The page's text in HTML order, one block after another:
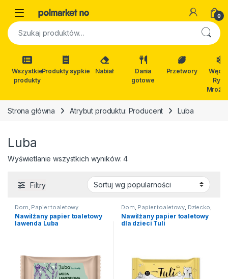
Open 0
Szukaj:
Wszystkie
produkty
Produkty sypkie Nabiał
Dania
gotowe
Przetwory
Ryby
Strona główna Atrybut produktu: Producent Luba
Luba
Wyświetlanie wszystkich wyników: 4Posortowane według
Filtry
Dom Papier toaletowy
Nawilżany papier toaletowy
lawenda Luba
Dom Papier toaletowy Dziecko
Kosmetyki dla dzieci
Nawilżany papier toaletowy
dla dzieci Tuli